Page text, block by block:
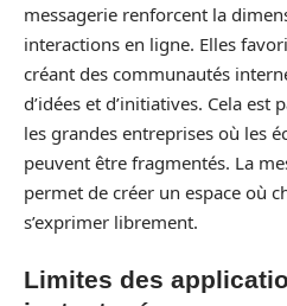
messagerie renforcent la
interactions en ligne. Elles
créant des communautés
d’idées et d’initiatives. Cela
les grandes entreprises où les
peuvent être fragmentés. La
permet de créer un espace où
s’exprimer librement.
Limites des